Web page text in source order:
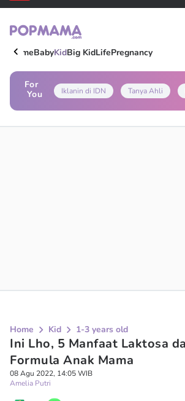
HomeBabyKidBig KidLifePregnancy
For
You
Iklanin di IDN Tanya Ahli
Home Kid 1-3 years old
Ini Lho, 5 Manfaat Laktosa
Formula Anak Mama
08 Agu 2022, 14:05 WIB
Amelia Putri